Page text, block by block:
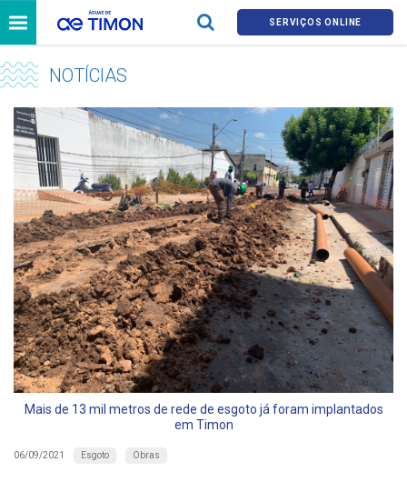
SERVIÇOS ONLINE
NOTÍCIAS
Mais de 13 mil metros de rede de esgoto já foram implantados
em Timon
06/09/2021 Esgoto Obras